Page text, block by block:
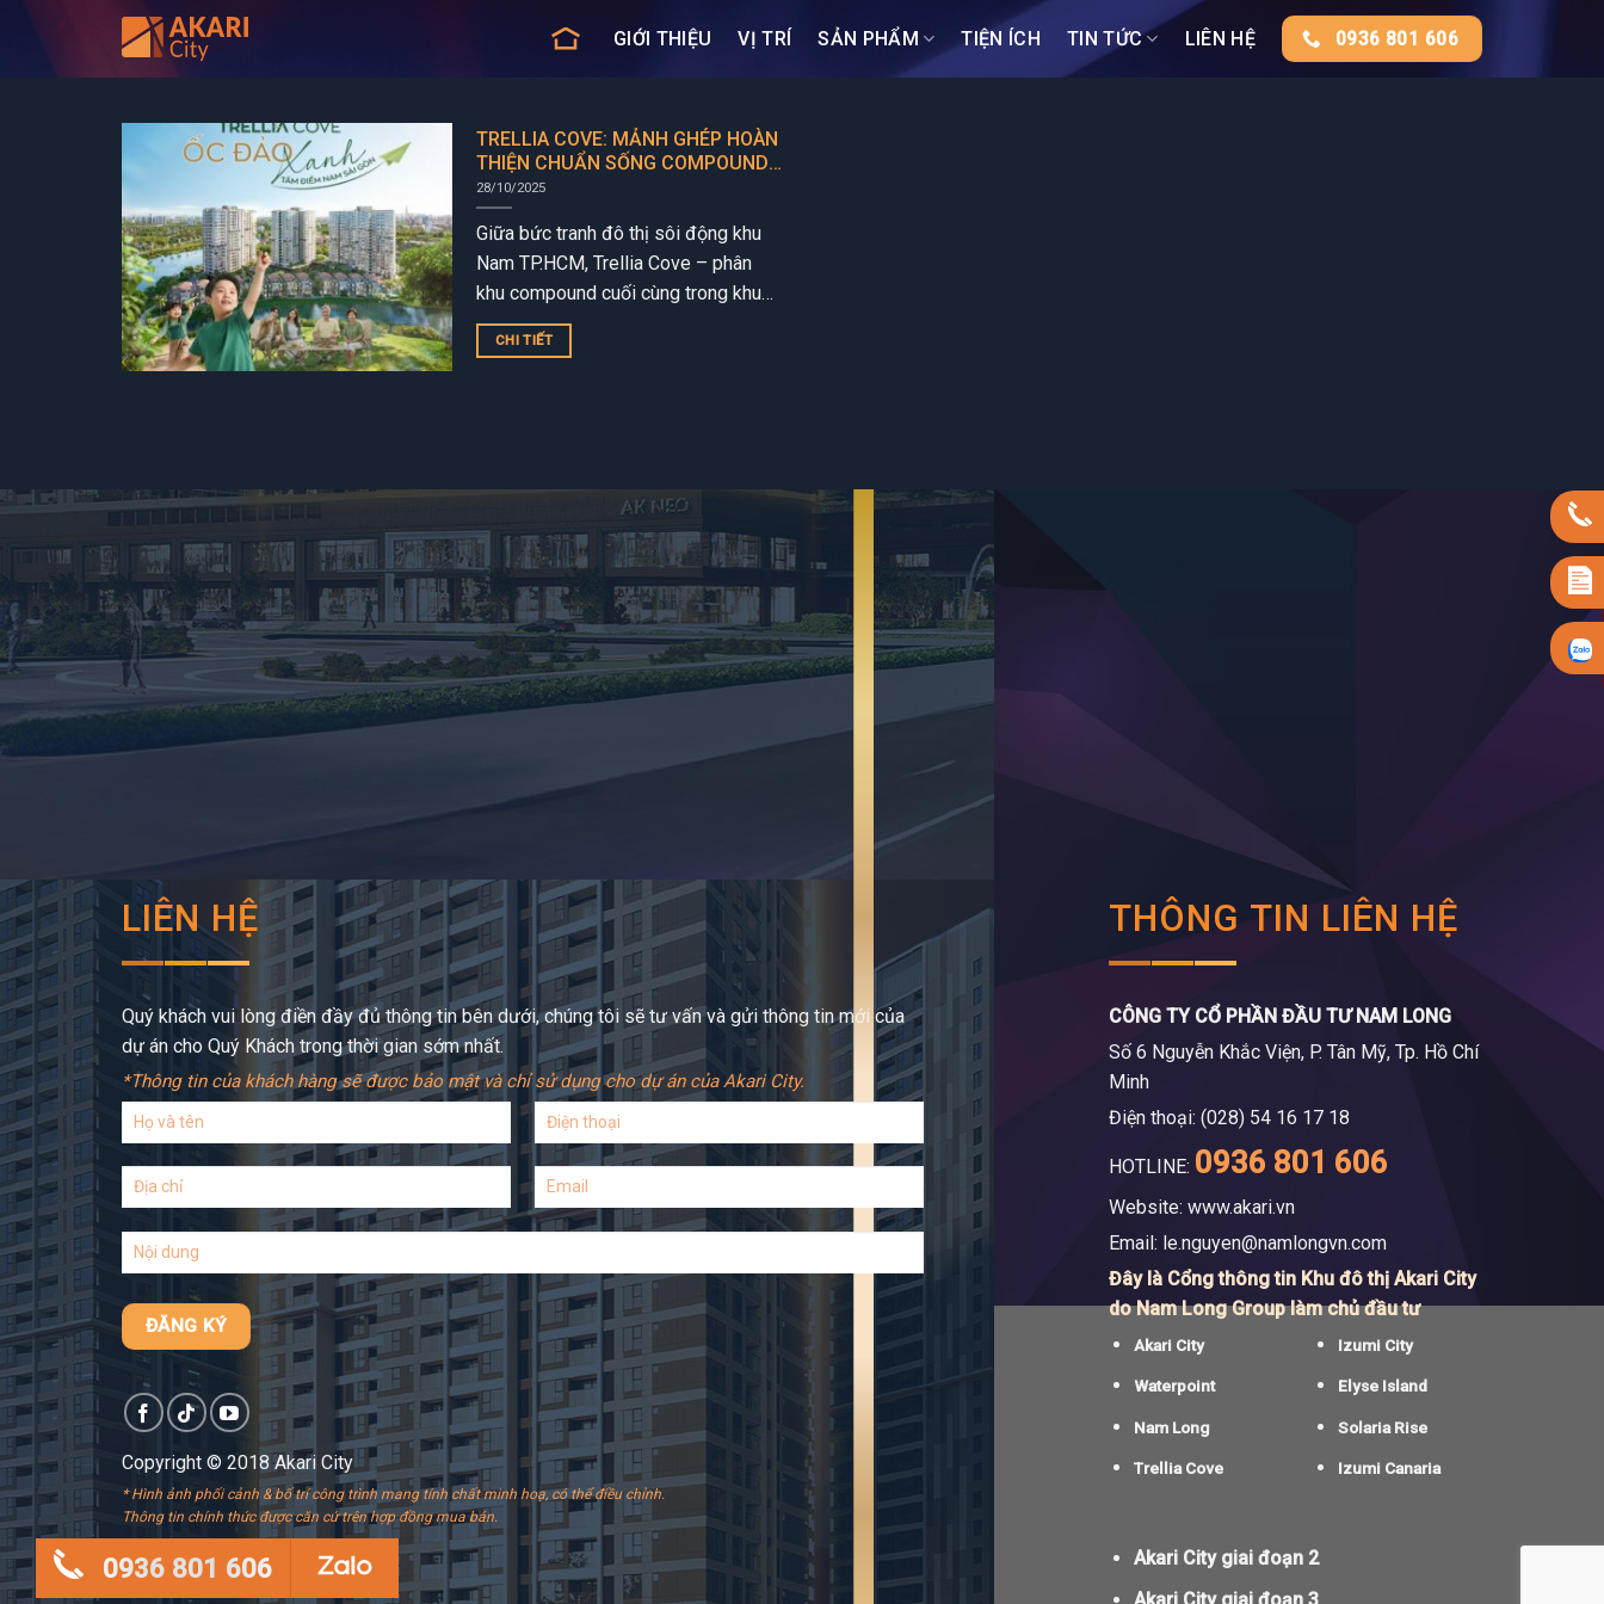
GIỚI THIỆU VỊ TRÍ SẢN PHẨM TIỆN ÍCH TIN TỨC LIÊN HỆ 0936 801 606
TRELLIA COVE: MẢNH GHÉP HOÀN
THIỆN CHUẨN SỐNG COMPOUND
TẠI MIZUKI PARK
28/10/2025
Giữa bức tranh đô thị sôi động khu
Nam TP.HCM, Trellia Cove – phân
khu compound cuối cùng trong khu
đô thị tích hợp Mizuki Park (Bình
Chánh) do Nam...
CHI TIẾT
THÔNG TIN LIÊN HỆ
CÔNG TY CỔ PHẦN ĐẦU TƯ NAM LONG
Số 6 Nguyễn Khắc Viện, P. Tân Mỹ, Tp. Hồ Chí
Minh
Điện thoại: (028) 54 16 17 18
HOTLINE: 0936 801 606
Website: www.akari.vn
Email: le.nguyen@namlongvn.com
Đây là Cổng thông tin Khu đô thị Akari City
do Nam Long Group làm chủ đầu tư
Akari City
Waterpoint
Nam Long
Trellia Cove
Izumi City
Elyse Island
Solaria Rise
Izumi Canaria
Akari City giai đoạn 2
LIÊN HỆ
Quý khách vui lòng điền đầy đủ thông tin bên dưới, chúng tôi sẽ tư vấn và gửi thông tin mới của
dự án cho Quý Khách trong thời gian sớm nhất.
*Thông tin của khách hàng sẽ được bảo mật và chỉ sử dụng cho dự án của Akari City.
Copyright © 2018 Akari City
* Hình ảnh phối cảnh & bố trí công trình mang tính chất minh hoạ, có thể điều chỉnh.
Thông tin chính thức được căn cứ trên hợp đồng mua bán.
0936 801 606